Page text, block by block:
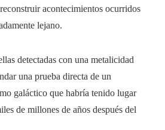
acontecimientos ocurridos
lejano.
detectadas con una metalicidad
una prueba directa de un
galáctico que habría tenido lugar
de millones de años después del